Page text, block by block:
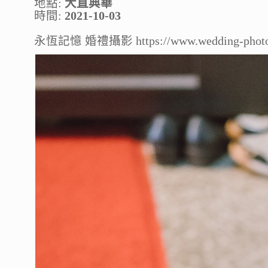
地點: 大直典華
時間: 2021-10-03
永恆記憶 婚禮攝影 https://www.wedding-